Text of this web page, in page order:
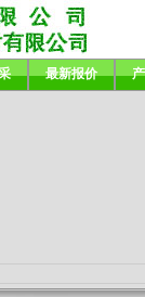
最新报价